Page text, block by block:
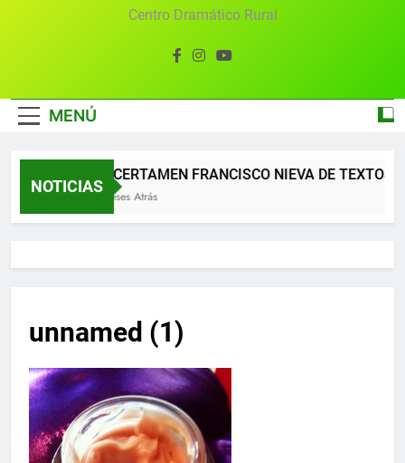
Centro Dramático Rural
MENÚ
NOTICIAS
XII CERTAMEN FRANCISCO NIEVA DE TEXTOS
2 Meses Atrás
unnamed (1)